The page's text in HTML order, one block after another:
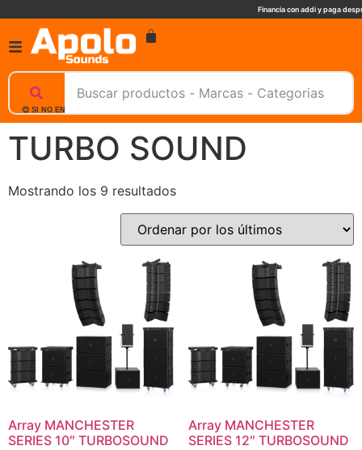
Financia con addi y paga
😊 SI NO ENCUENTRAS UN PRODUCTO, NOSOTROS TE AYUDAMOS, ESCRIBENOS. 📲
TURBO SOUND
Mostrando los 9 resultados
Array MANCHESTER
SERIES 10″ TURBOSOUND
Array MANCHESTER
SERIES 12″ TURBOSOUND